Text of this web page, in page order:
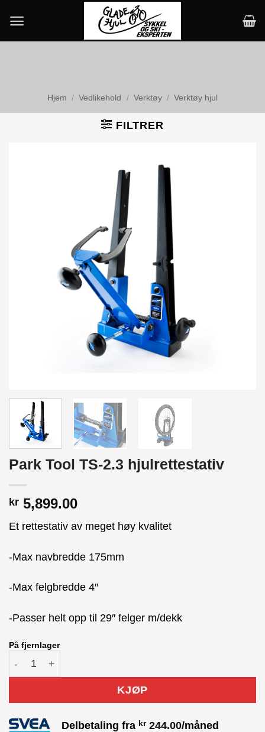
content
Hjem / Vedlikehold / Verktøy / Verktøy hjul
FILTRER
Park Tool TS-2.3 hjulrettestativ
kr 5,899.00
Et rettestativ av meget høy kvalitet
-Max navbredde 175mm
-Max felgbredde 4″
-Passer helt opp til 29″ felger m/dekk
På fjernlager
Park Tool TS-2.3 hjulrettestativ antall
KJØP
Delbetaling fra kr244.00/måned